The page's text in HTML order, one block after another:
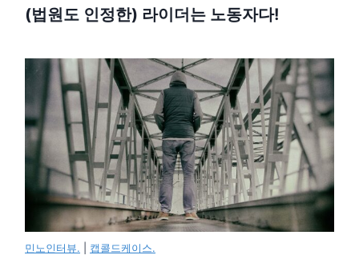
(법원도 인정한) 라이더는 노동자다!
민노인터뷰. 캡콜드케이스.